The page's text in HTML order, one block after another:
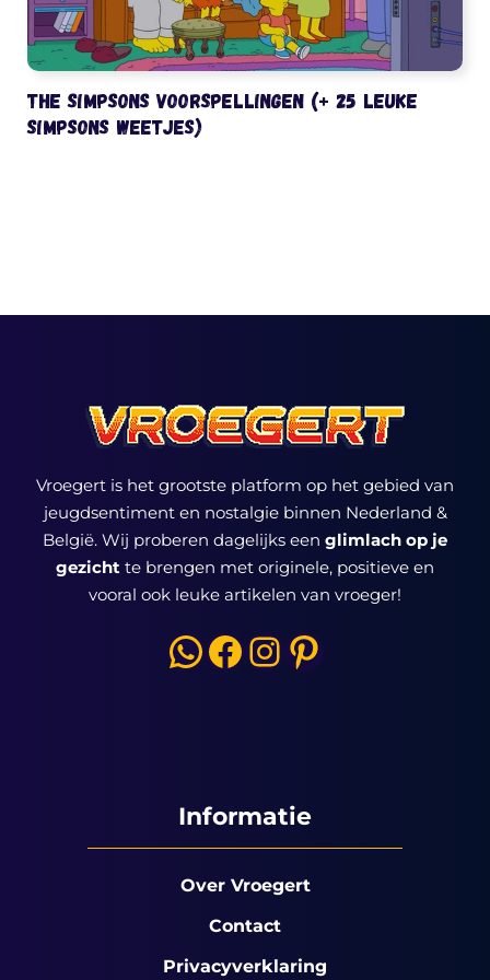
The Simpsons voorspellingen (+ 25 leuke
Simpsons weetjes)
Vroegert is het grootste platform op het gebied van
jeugdsentiment en nostalgie binnen Nederland &
België. Wij proberen dagelijks een glimlach op je
gezicht te brengen met originele, positieve en
vooral ook leuke artikelen van vroeger!
WhatsApp
Facebook
Instagram
Pinterest
Informatie
Over Vroegert
Contact
Privacyverklaring